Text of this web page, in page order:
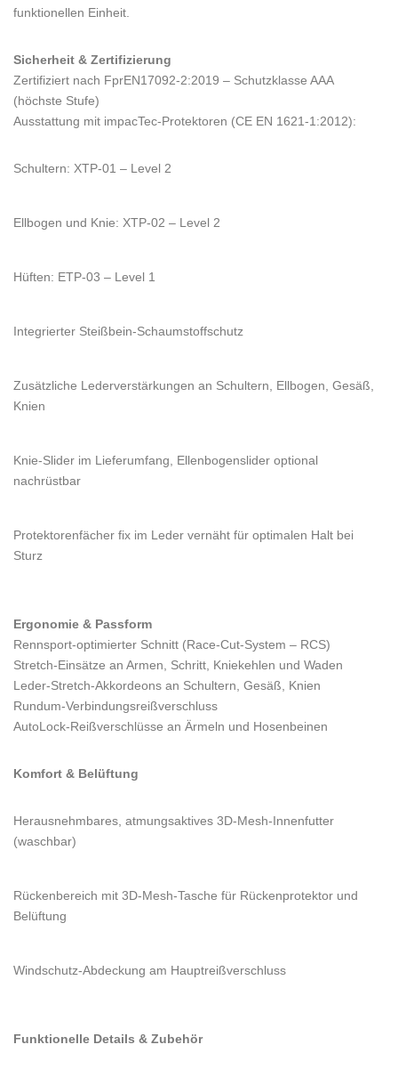
funktionellen Einheit.
Sicherheit & Zertifizierung
Zertifiziert nach FprEN17092-2:2019 – Schutzklasse AAA
(höchste Stufe)
Ausstattung mit impacTec-Protektoren (CE EN 1621-1:2012):
Schultern: XTP-01 – Level 2
Ellbogen und Knie: XTP-02 – Level 2
Hüften: ETP-03 – Level 1
Integrierter Steißbein-Schaumstoffschutz
Zusätzliche Lederverstärkungen an Schultern, Ellbogen, Gesäß,
Knien
Knie-Slider im Lieferumfang, Ellenbogenslider optional
nachrüstbar
Protektorenfächer fix im Leder vernäht für optimalen Halt bei
Sturz
Ergonomie & Passform
Rennsport-optimierter Schnitt (Race-Cut-System – RCS)
Stretch-Einsätze an Armen, Schritt, Kniekehlen und Waden
Leder-Stretch-Akkordeons an Schultern, Gesäß, Knien
Rundum-Verbindungsreißverschluss
AutoLock-Reißverschlüsse an Ärmeln und Hosenbeinen
Komfort & Belüftung
Herausnehmbares, atmungsaktives 3D-Mesh-Innenfutter
(waschbar)
Rückenbereich mit 3D-Mesh-Tasche für Rückenprotektor und
Belüftung
Windschutz-Abdeckung am Hauptreißverschluss
Funktionelle Details & Zubehör